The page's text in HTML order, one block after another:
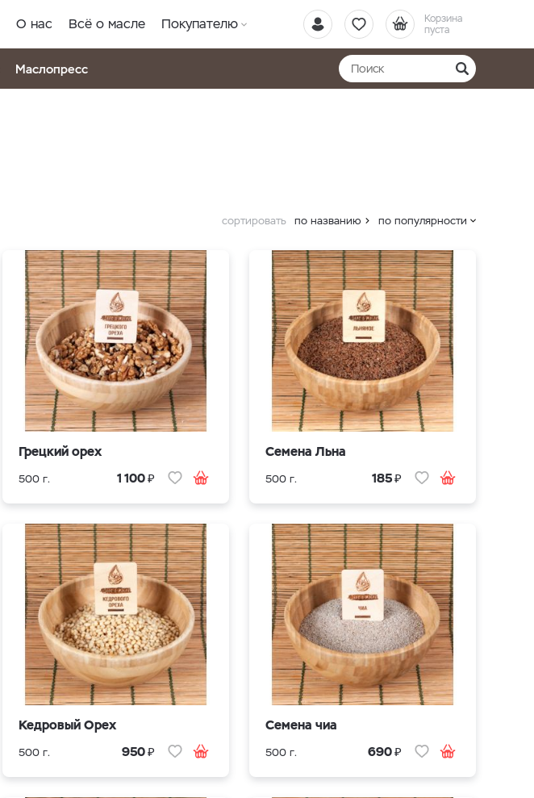
Корзина
пуста
О нас Всё о масле Покупателю
Маслопресс
сортировать по названию по популярности
Грецкий орех
500 г. 1 100₽
Семена Льна
500 г. 185₽
Кедровый Орех
500 г. 950₽
Семена чиа
500 г. 690₽